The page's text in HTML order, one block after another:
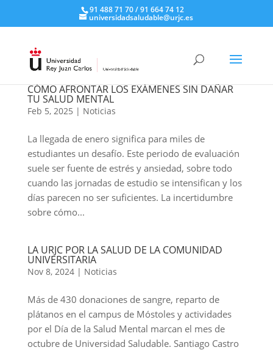
91 488 71 70 / 91 664 74 12
universidadsaludable@urjc.es
CÓMO AFRONTAR LOS EXÁMENES SIN DAÑAR
TU SALUD MENTAL
Feb 5, 2025 | Noticias
La llegada de enero significa para miles de
estudiantes un desafío. Este periodo de evaluación
suele ser fuente de estrés y ansiedad, sobre todo
cuando las jornadas de estudio se intensifican y los
días parecen no ser suficientes. La incertidumbre
sobre cómo...
LA URJC POR LA SALUD DE LA COMUNIDAD
UNIVERSITARIA
Nov 8, 2024| Noticias
Más de 430 donaciones de sangre, reparto de
plátanos en el campus de Móstoles y actividades
por el Día de la Salud Mental marcan el mes de
octubre de Universidad Saludable. Santiago Castro